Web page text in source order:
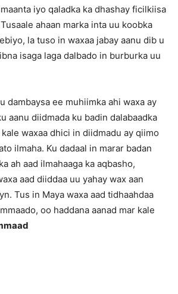
iyo qaladka ka dhashay ficilkiisa
ahaan marka inta uu koobka
la tuso in waxaa jabay aanu dib u
isaga laga dalbado in burburka uu
ee muhiimka ahi waxa ay
aanu diidmada ku badin dalabaadka
waxaa dhici in diidmadu ay qiimo
ilmaha. Ku dadaal in marar badan
ah aad ilmahaaga ka aqbasho,
aad diiddaa uu yahay wax aan
Tus in Maya waxa aad tidhaahdaa
oo haddana aanad mar kale